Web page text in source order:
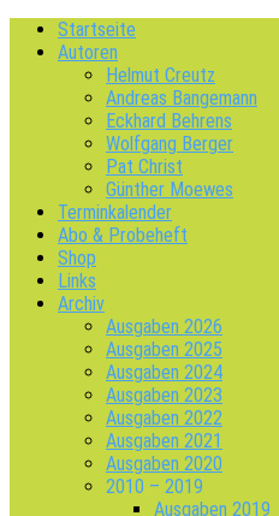
Startseite
Autoren
Helmut Creutz
Andreas Bangemann
Eckhard Behrens
Wolfgang Berger
Pat Christ
Günther Moewes
Terminkalender
Abo & Probeheft
Shop
Links
Archiv
Ausgaben 2026
Ausgaben 2025
Ausgaben 2024
Ausgaben 2023
Ausgaben 2022
Ausgaben 2021
Ausgaben 2020
2010 – 2019
Ausgaben 2019